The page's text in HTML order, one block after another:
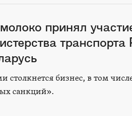
принял
транспорта
столкнется бизнес, в том
санкций».